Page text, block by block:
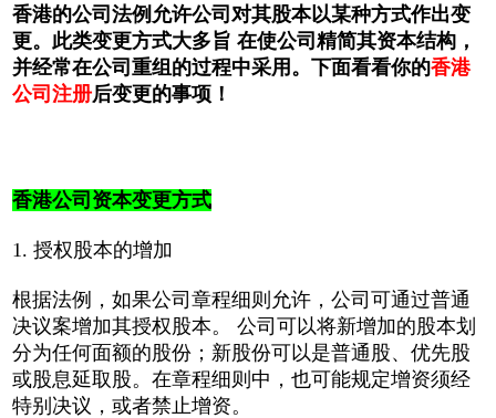
香港的公司法例允许公司对其股本以某种方式作出变
更。此类变更方式大多旨 在使公司精简其资本结构，
并经常在公司重组的过程中采用。下面看看你的香港
公司注册后变更的事项！
香港公司资本变更方式
1. 授权股本的增加
根据法例，如果公司章程细则允许，公司可通过普通
决议案增加其授权股本。 公司可以将新增加的股本划
分为任何面额的股份；新股份可以是普通股、优先股
或股息延取股。在章程细则中，也可能规定增资须经
特别决议，或者禁止增资。